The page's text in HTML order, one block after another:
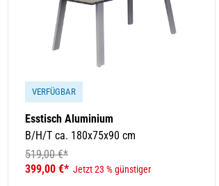
VERFÜGBAR
Esstisch Aluminium
B/H/T ca. 180x75x90 cm
519,00 €*
399,00 €* Jetzt 23 % günstiger